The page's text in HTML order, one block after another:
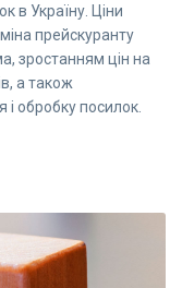
в Україну. Ціни
прейскуранту
зростанням цін на
а також
обробку посилок.